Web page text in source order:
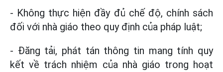
- Không thực hiện đầy đủ chế độ, chính sách
đối với nhà giáo theo quy định của pháp luật;
- Đăng tải, phát tán thông tin mang tính quy
kết về trách nhiệm của nhà giáo trong hoạt